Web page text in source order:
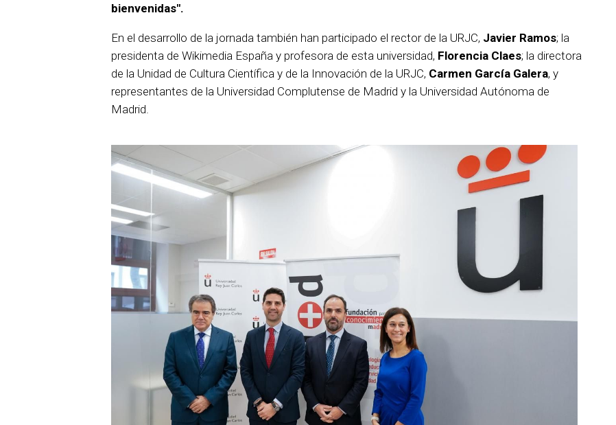
bienvenidas".
En el desarrollo de la jornada también han participado el rector de la URJC, Javier Ramos; la
presidenta de Wikimedia España y profesora de esta universidad, Florencia Claes; la directora
de la Unidad de Cultura Científica y de la Innovación de la URJC, Carmen García Galera, y
representantes de la Universidad Complutense de Madrid y la Universidad Autónoma de
Madrid.